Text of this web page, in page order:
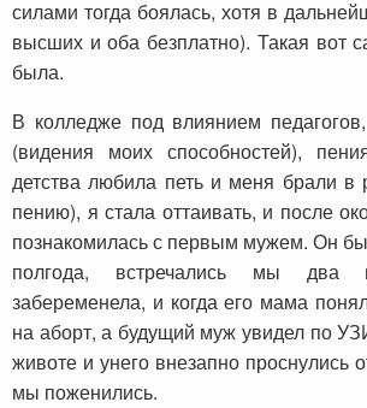
силами тогда боялась, хотя в
высших и оба безплатно). Такая вот
была.
В колледже под влиянием
(видения моих способностей),
детства любила петь и меня брали в
пению), я стала оттаивать, и после
познакомилась с первым мужем. Он
полгода, встречались мы
забеременела, и когда его мама
на аборт, а будущий муж увидел по
животе и унего внезапно проснулись
мы поженились.